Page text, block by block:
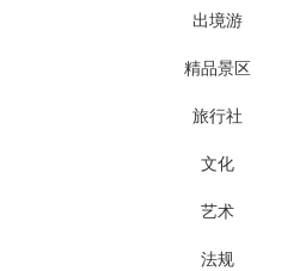
出境游
精品景区
旅行社
文化
艺术
法规